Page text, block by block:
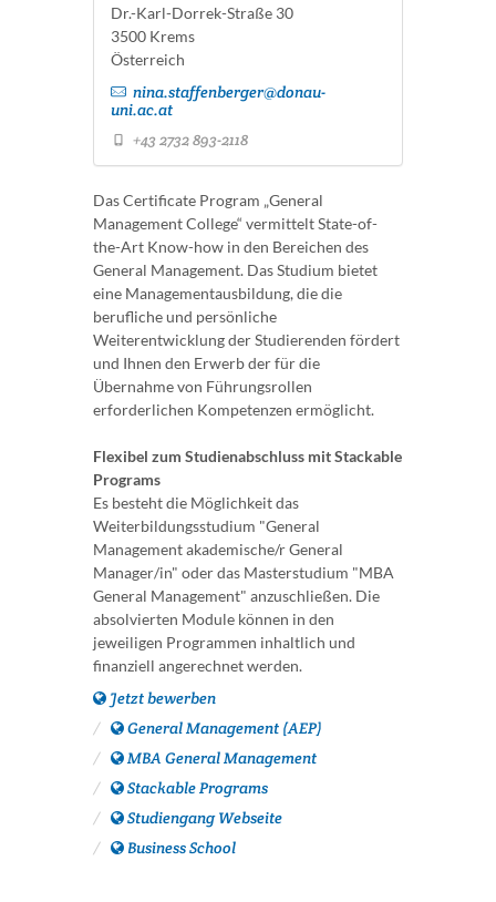
Dr.-Karl-Dorrek-Straße 30
3500 Krems
Österreich
nina.staffenberger@donau-
uni.ac.at
+43 2732 893-2118
Das Certificate Program „General
Management College“ vermittelt State-of-
the-Art Know-how in den Bereichen des
General Management. Das Studium bietet
eine Managementausbildung, die die
berufliche und persönliche
Weiterentwicklung der Studierenden fördert
und Ihnen den Erwerb der für die
Übernahme von Führungsrollen
erforderlichen Kompetenzen ermöglicht.
Flexibel zum Studienabschluss mit Stackable
Programs
Es besteht die Möglichkeit das
Weiterbildungsstudium "General
Management akademische/r General
Manager/in" oder das Masterstudium "MBA
General Management" anzuschließen. Die
absolvierten Module können in den
jeweiligen Programmen inhaltlich und
finanziell angerechnet werden.
Jetzt bewerben
General Management (AEP)
MBA General Management
Stackable Programs
Studiengang Webseite
Business School